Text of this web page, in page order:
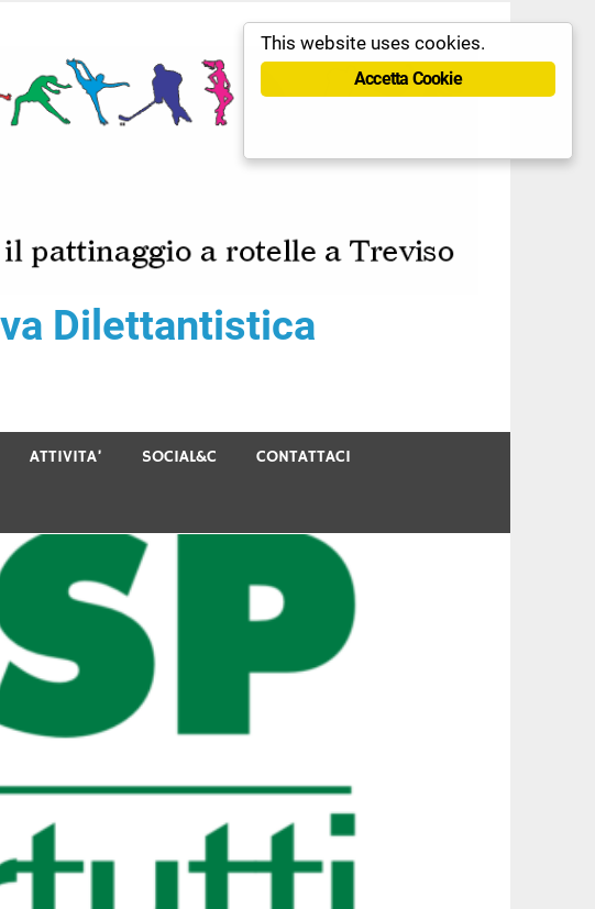
Dilettantistica
ATTIVITA’ SOCIAL&C CONTATTACI
This website uses cookies.
Accetta Cookie